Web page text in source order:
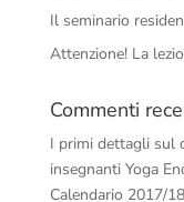
Il seminario
Attenzione! La
Commenti
I primi dettagli sul
insegnanti Yoga
Calendario 2017/18